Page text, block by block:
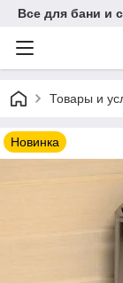
Все для бани и
Товары и
Новинка